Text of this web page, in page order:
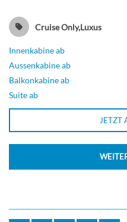
Cruise Only,Luxus
Innenkabine ab
Aussenkabine ab
Balkonkabine ab
Suite ab
JETZT